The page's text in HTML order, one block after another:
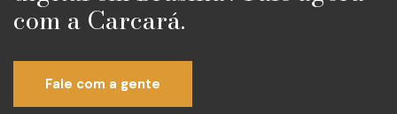
com a Carcará.
Fale com a gente